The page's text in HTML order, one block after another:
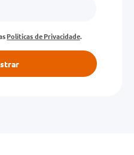
Políticas de Privacidade.